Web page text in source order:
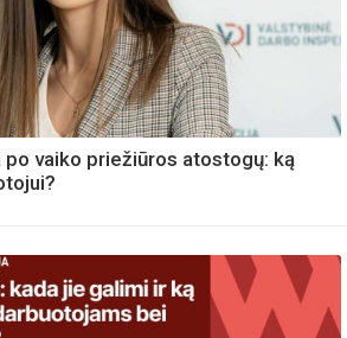
po vaiko priežiūros atostogų: ką